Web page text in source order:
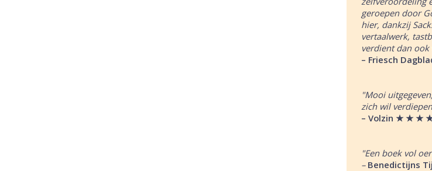
geroepen door
hier, dankzij
vertaalwerk,
verdient dan ook
– Friesch
"Mooi
zich wil
– Volzin ★ ★ ★
"Een boek vol
– Benedictijns